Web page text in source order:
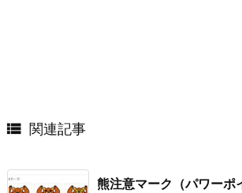
 関連記事
熊注意マーク（パワーポ